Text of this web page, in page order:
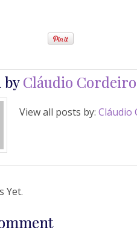
byCláudio Cordeiro
View all posts by: Cláudio
Yet.